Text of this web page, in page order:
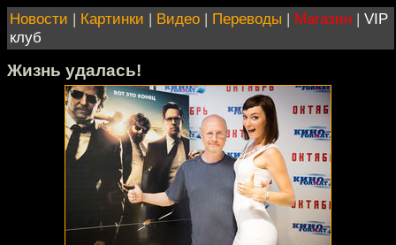
Новости | Картинки | Видео | Переводы | Магазин | VIP
клуб
Жизнь удалась!